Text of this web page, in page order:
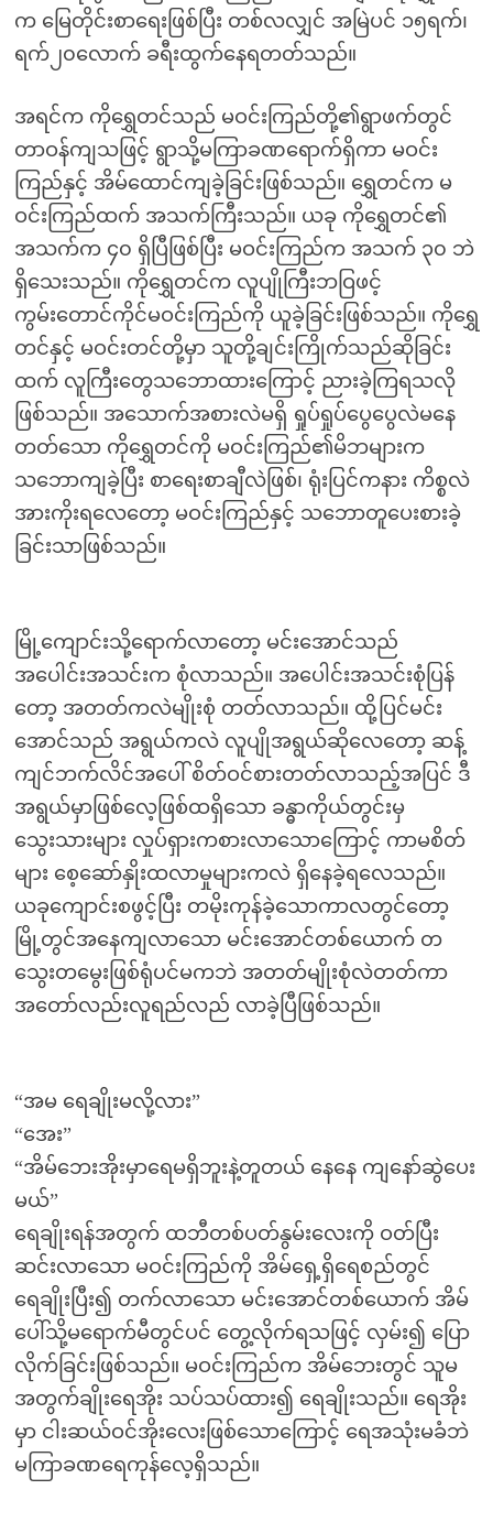
က မြေတိုင်းစာရေးဖြစ်ပြီး တစ်လလျှင် အမြဲပင် ၁၅ရက်၊
ရက်၂၀လောက် ခရီးထွက်နေရတတ်သည်။
အရင်က ကိုရွှေတင်သည် မဝင်းကြည်တို့၏ရွာဖက်တွင်
တာဝန်ကျသဖြင့် ရွာသို့မကြာခဏရောက်ရှိကာ မဝင်း
ကြည်နှင့် အိမ်ထောင်ကျခဲ့ခြင်းဖြစ်သည်။ ရွှေတင်က မ
ဝင်းကြည်ထက် အသက်ကြီးသည်။ ယခု ကိုရွှေတင်၏
အသက်က ၄၀ ရှိပြီဖြစ်ပြီး မဝင်းကြည်က အသက် ၃၀ ဘဲ
ရှိသေးသည်။ ကိုရွှေတင်က လူပျိုကြီးဘဝြဖင့်
ကွမ်းတောင်ကိုင်မဝင်းကြည်ကို ယူခဲ့ခြင်းဖြစ်သည်။ ကိုရွှေ
တင်နှင့် မဝင်းတင်တို့မှာ သူတို့ချင်းကြိုက်သည်ဆိုခြင်း
ထက် လူကြီးတွေသဘောထားကြောင့် ညားခဲ့ကြရသလို
ဖြစ်သည်။ အသောက်အစားလဲမရှိ ရှုပ်ရှုပ်ပွေပွေလဲမနေ
တတ်သော ကိုရွှေတင်ကို မဝင်းကြည်၏မိဘများက
သဘောကျခဲ့ပြီး စာရေးစာချီလဲဖြစ်၊ ရုံးပြင်ကနား ကိစ္စလဲ
အားကိုးရလေတော့ မဝင်းကြည်နှင့် သဘောတူပေးစားခဲ့
ခြင်းသာဖြစ်သည်။
မြို့ကျောင်းသို့ရောက်လာတော့ မင်းအောင်သည်
အပေါင်းအသင်းက စုံလာသည်။ အပေါင်းအသင်းစုံပြန်
တော့ အတတ်ကလဲမျိုးစုံ တတ်လာသည်။ ထို့ပြင်မင်း
အောင်သည် အရွယ်ကလဲ လူပျိုအရွယ်ဆိုလေတော့ ဆန့်
ကျင်ဘက်လိင်အပေါ် စိတ်ဝင်စားတတ်လာသည့်အပြင် ဒီ
အရွယ်မှာဖြစ်လေ့ဖြစ်ထရှိသော ခန္ဓာကိုယ်တွင်းမှ
သွေးသားများ လှုပ်ရှားကစားလာသောကြောင့် ကာမစိတ်
များ စေ့ဆော်နှိုးထလာမှုများကလဲ ရှိနေခဲ့ရလေသည်။
ယခုကျောင်းစဖွင့်ပြီး တမိုးကုန်ခဲ့သောကာလတွင်တော့
မြို့တွင်အနေကျလာသော မင်းအောင်တစ်ယောက် တ
သွေးတမွေးဖြစ်ရုံပင်မကဘဲ အတတ်မျိုးစုံလဲတတ်ကာ
အတော်လည်းလူရည်လည် လာခဲ့ပြီဖြစ်သည်။
“အမ ရေချိုးမလို့လား”
“အေး”
“အိမ်ဘေးအိုးမှာရေမရှိဘူးနဲ့တူတယ် နေနေ ကျနော်ဆွဲပေး
မယ်”
ရေချိုးရန်အတွက် ထဘီတစ်ပတ်နွမ်းလေးကို ဝတ်ပြီး
ဆင်းလာသော မဝင်းကြည်ကို အိမ်ရှေ့ရှိရေစည်တွင်
ရေချိုးပြီး၍ တက်လာသော မင်းအောင်တစ်ယောက် အိမ်
ပေါ်သို့မရောက်မီတွင်ပင် တွေ့လိုက်ရသဖြင့် လှမ်း၍ ပြော
လိုက်ခြင်းဖြစ်သည်။ မဝင်းကြည်က အိမ်ဘေးတွင် သူမ
အတွက်ချိုးရေအိုး သပ်သပ်ထား၍ ရေချိုးသည်။ ရေအိုး
မှာ ငါးဆယ်ဝင်အိုးလေးဖြစ်သောကြောင့် ရေအသုံးမခံဘဲ
မကြာခဏရေကုန်လေ့ရှိသည်။